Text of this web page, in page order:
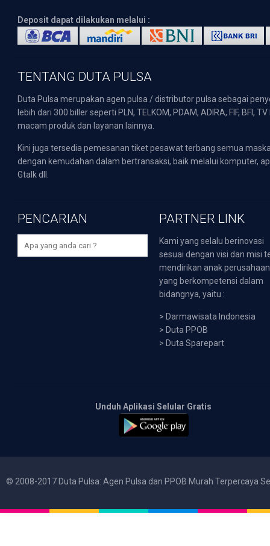
Deposit dapat dilakukan melalui :
TENTANG DUTA PULSA
Duta Pulsa merupakan agen pulsa / distributor pulsa sebagai
lebih dari 300 biller seperti PLN, TELKOM, PDAM, ADIRA, FIF,
macam produk dan layanan lainnya.
Kini juga tersedia pemesanan tiket pesawat terbang semua
dengan kemudahan dalam bertransaksi, baik melalui komputer,
Gtalk dll.
PENCARIAN PARTNER LINK
Kami yang selalu berinovasi
sesuai dengan visi dan misi
mendirikan anak perusahaan
yang berkompetensi dalam
bidangnya, yaitu :
> Darmawisata Indonesia
> Duta PPOB
> Duta Sparepart
Unduh Aplikasi Selular Gratis
© 2008-2017 Duta Pulsa: Agen Pulsa dan PPOB Murah Terpercaya